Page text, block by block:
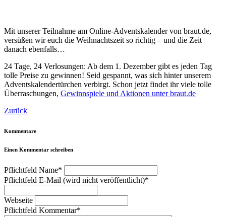
Mit unserer Teilnahme am Online-Adventskalender von braut.de,
versüßen wir euch die Weihnachtszeit so richtig – und die Zeit
danach ebenfalls…
24 Tage, 24 Verlosungen: Ab dem 1. Dezember gibt es jeden Tag
tolle Preise zu gewinnen! Seid gespannt, was sich hinter unserem
Adventskalendertürchen verbirgt. Schon jetzt findet ihr viele tolle
Überraschungen, Gewinnspiele und Aktionen unter braut.de
Zurück
Kommentare
Einen Kommentar schreiben
Pflichtfeld Name*
Pflichtfeld E-Mail (wird nicht veröffentlicht)*
Webseite
Pflichtfeld Kommentar*